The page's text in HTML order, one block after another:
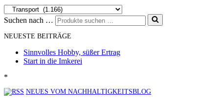
Suchen nach …
NEUESTE BEITRÄGE
Sinnvolles Hobby, süßer Ertrag
Start in die Imkerei
*
NEUES VOM NACHHALTIGKEITSBLOG